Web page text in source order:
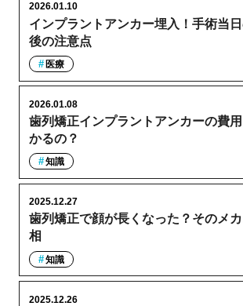
インプラントアンカー埋入！手術当
後の注意点
2026.01.10
医療
歯列矯正インプラントアンカーの費
かるの？
2026.01.08
知識
歯列矯正で顔が長くなった？そのメ
相
2025.12.27
知識
2025.12.26